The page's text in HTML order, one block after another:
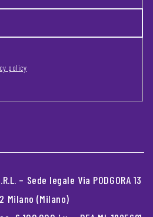
policy
– Sede legale Via PODGORA 13
Milano (Milano)